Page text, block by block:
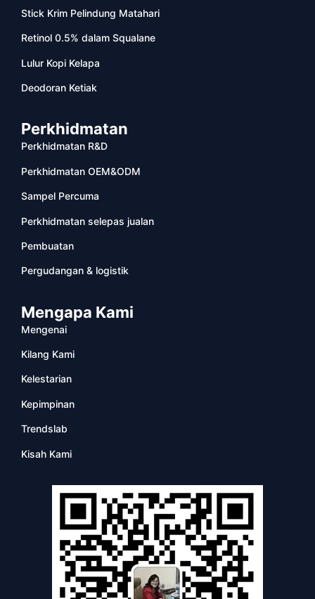
Stick Krim Pelindung Matahari
Retinol 0.5% dalam Squalane
Lulur Kopi Kelapa
Deodoran Ketiak
Perkhidmatan
Perkhidmatan R&D
Perkhidmatan OEM&ODM
Sampel Percuma
Perkhidmatan selepas jualan
Pembuatan
Pergudangan & logistik
Mengapa Kami
Mengenai
Kilang Kami
Kelestarian
Kepimpinan
Trendslab
Kisah Kami